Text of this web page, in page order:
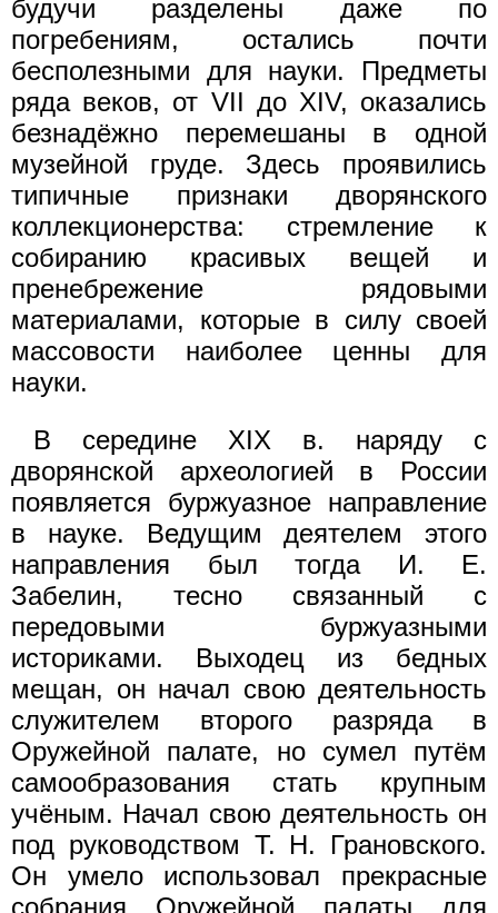
будучи разделены даже по
погребениям, остались почти
бесполезными для науки. Предметы
ряда веков, от VII до XIV, оказались
безнадёжно перемешаны в одной
музейной груде. Здесь проявились
типичные признаки дворянского
коллекционерства: стремление к
собиранию красивых вещей и
пренебрежение рядовыми
материалами, которые в силу своей
массовости наиболее ценны для
науки.
В середине XIX в. наряду с
дворянской археологией в России
появляется буржуазное направление
в науке. Ведущим деятелем этого
направления был тогда И. Е.
Забелин, тесно связанный с
передовыми буржуазными
историками. Выходец из бедных
мещан, он начал свою деятельность
служителем второго разряда в
Оружейной палате, но сумел путём
самообразования стать крупным
учёным. Начал свою деятельность он
под руководством Т. Н. Грановского.
Он умело использовал прекрасные
собрания Оружейной палаты для